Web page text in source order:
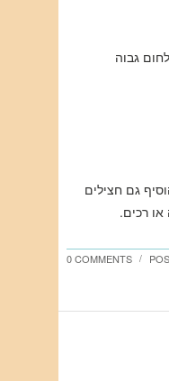
גבוה
גם חצילים
או רכים.
0 COMMENTS /